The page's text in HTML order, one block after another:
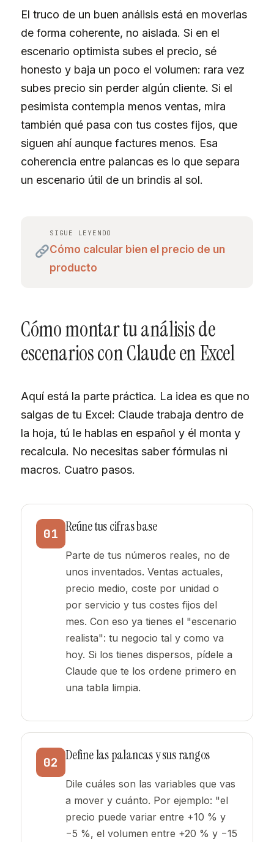
El truco de un buen análisis está en moverlas
de forma coherente, no aislada. Si en el
escenario optimista subes el precio, sé
honesto y baja un poco el volumen: rara vez
subes precio sin perder algún cliente. Si el
pesimista contempla menos ventas, mira
también qué pasa con tus costes fijos, que
siguen ahí aunque factures menos. Esa
coherencia entre palancas es lo que separa
un escenario útil de un brindis al sol.
SIGUE LEYENDO
Cómo calcular bien el precio de un
producto
Cómo montar tu análisis de
escenarios con Claude en Excel
Aquí está la parte práctica. La idea es que no
salgas de tu Excel: Claude trabaja dentro de
la hoja, tú le hablas en español y él monta y
recalcula. No necesitas saber fórmulas ni
macros. Cuatro pasos.
01 Reúne tus cifras base
Parte de tus números reales, no de
unos inventados. Ventas actuales,
precio medio, coste por unidad o
por servicio y tus costes fijos del
mes. Con eso ya tienes el "escenario
realista": tu negocio tal y como va
hoy. Si los tienes dispersos, pídele a
Claude que te los ordene primero en
una tabla limpia.
02 Define las palancas y sus rangos
Dile cuáles son las variables que vas
a mover y cuánto. Por ejemplo: "el
precio puede variar entre +10 % y
−5 %, el volumen entre +20 % y −15